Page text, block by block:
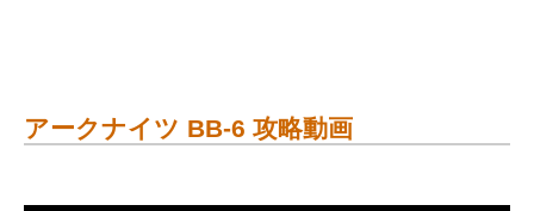
アークナイツ BB-6 攻略動画